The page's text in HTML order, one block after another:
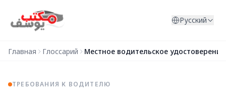
Русский
Главная Глоссарий Местное водительское удостоверение
ТРЕБОВАНИЯ К ВОДИТЕЛЮ